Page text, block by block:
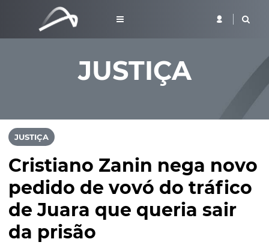
JUSTIÇA
JUSTIÇA
Cristiano Zanin nega novo
pedido de vovó do tráfico
de Juara que queria sair
da prisão